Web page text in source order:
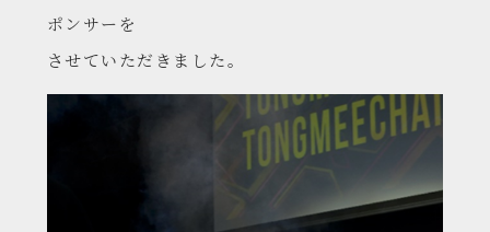
ポンサーを
させていただきました。